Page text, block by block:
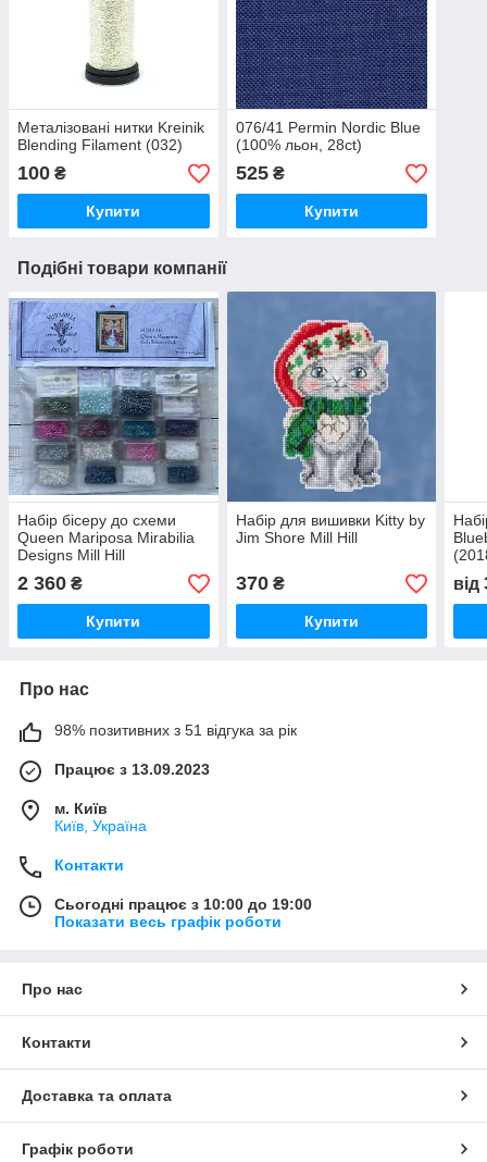
Металізовані нитки Kreinik
Blending Filament (032)
100 ₴
Купити
076/41 Permin Nordic Blue
(100% льон, 28ct)
525₴
Купити
Подібні товари компанії
Набір бісеру до схеми
Queen Mariposa Mirabilia
Designs Mill Hill
2 360 ₴
Купити
Набір для вишивки Kitty by
Jim Shore Mill Hill
370₴
Купити
від
Про нас
98% позитивних з 51 відгука за рік
Працює з 13.09.2023
м. Київ
Київ, Україна
Контакти
Сьогодні працює з 10:00 до 19:00
Показати весь графік роботи
Про нас
Контакти
Доставка та оплата
Графік роботи